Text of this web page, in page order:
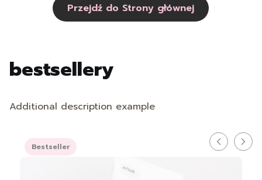
Przejdź do Strony głównej
bestsellery
Additional description example
Bestseller